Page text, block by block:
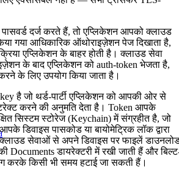
दर्ज करते हैं, तो एप्लिकेशन आपको क्लाउड
किया गया आधिकारिक ऑथोराइज़ेशन पेज दिखाता है,
एप्लिकेशन के बाहर होती है। क्लाउड सेवा
के बाद एप्लिकेशन को auth-token भेजता है,
के लिए उपयोग किया जाता है।
है जो थर्ड-पार्टी एप्लिकेशन को आपकी ओर से
करने की अनुमति देता है। Token आपके
सिस्टम स्टोरेज (Keychain) में संग्रहीत है, जो
डिवाइस पासकोड या बायोमेट्रिक लॉक द्वारा
सेवाओं से अपने डिवाइस पर फाइलें
डायरेक्टरी में रखी जाती हैं और
करके किसी भी समय हटाई जा सकती हैं।